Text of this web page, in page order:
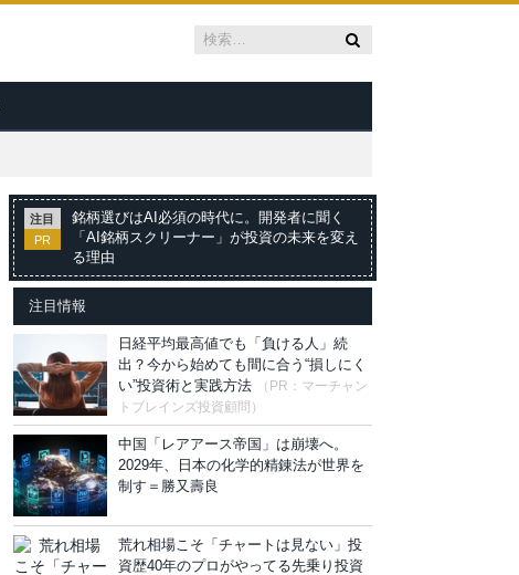
注目
PR
銘柄選びはAI必須の時代に。開発者に聞く
「AI銘柄スクリーナー」が投資の未来を変え
る理由
注目情報
日経平均最高値でも「負ける人」続
出？今から始めても間に合う“損しにく
い”投資術と実践方法
（PR：マーチャン
トブレインズ投資顧問）
中国「レアアース帝国」は崩壊へ。
2029年、日本の化学的精錬法が世界を
制す＝勝又壽良
荒れ相場こそ「チャートは見ない」投
資歴40年のプロがやってる先乗り投資